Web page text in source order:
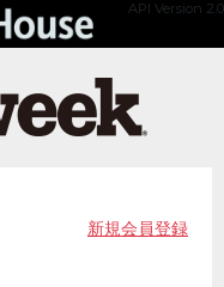
API Version 2.0
新規会員登録